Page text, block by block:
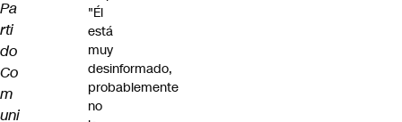
Pa
rti
do
Co
m
uni
"Él
está
muy
desinformado,
probablemente
no